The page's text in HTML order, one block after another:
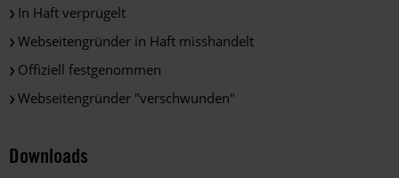
In Haft verprügelt
Webseitengründer in Haft misshandelt
Offiziell festgenommen
Webseitengründer "verschwunden"
Downloads